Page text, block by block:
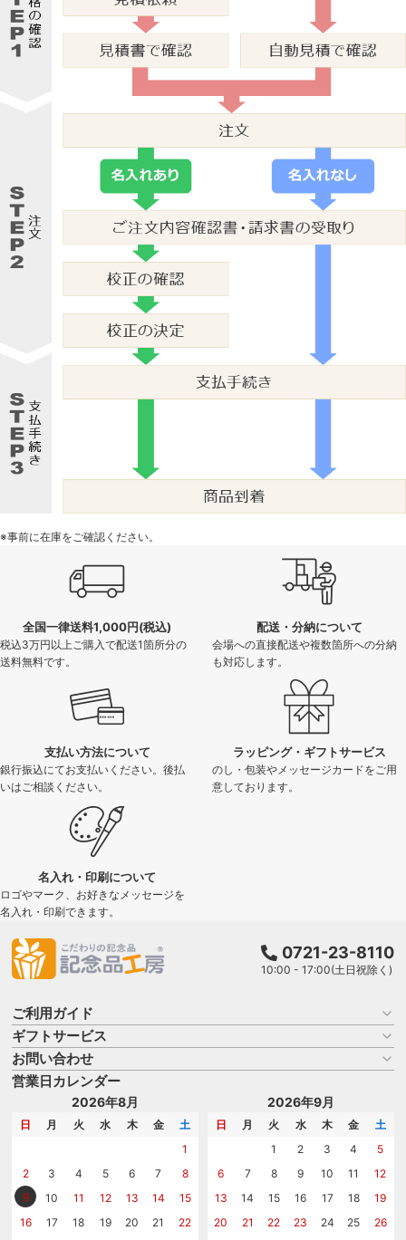
※事前に在庫をご確認ください。
全国一律送料1,000円(税込)
税込3万円以上ご購入で配送1箇所分の
送料無料です。
配送・分納について
会場への直接配送や複数箇所への分納
も対応します。
支払い方法について
銀行振込にてお支払いください。後払
いはご相談ください。
ラッピング・ギフトサービス
のし・包装やメッセージカードをご用
意しております。
名入れ・印刷について
ロゴやマーク、お好きなメッセージを
名入れ・印刷できます。
0721-23-8110
10:00 - 17:00(土日祝除く)
ご利用ガイド
お買い物ガイド
よくある質問
はじめての記念品選び
記念品工房の使い方
ギフトサービス
名入れについて
のし
メッセージカード
お問い合わせ
商品選びを相談する
名入れについて相談する
カタログを請求する
営業日カレンダー
2026年8月
日 月 火 水 木 金
土
1
2
3 4 5 6 7
8
9
10 11 12 13 14
15
16
17 18 19 20 21 22
2026年9月
日 月 火 水 木 金
土
1
2 3 4
5
6
7 8 9 10 11
12
13
14 15 16 17 18
19
20
21 22 23 24 25 26